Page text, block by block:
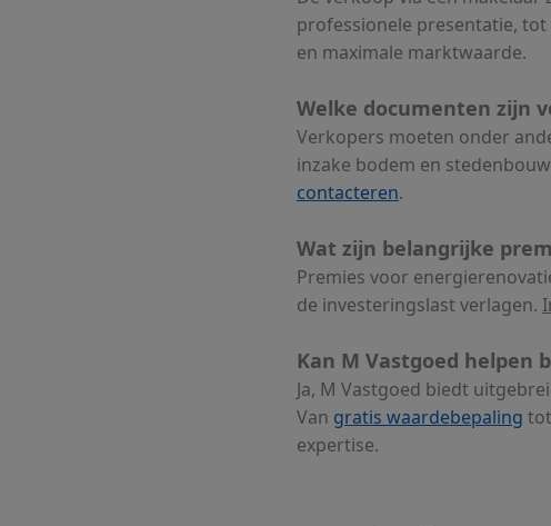
professionele presentatie,
en maximale marktwaarde.
Welke documenten zijn
Verkopers moeten onder
inzake bodem en
contacteren.
Wat zijn belangrijke
Premies voor
de investeringslast verlagen.
Kan M Vastgoed helpen
Ja, M Vastgoed biedt
Van gratis waardebepaling
expertise.